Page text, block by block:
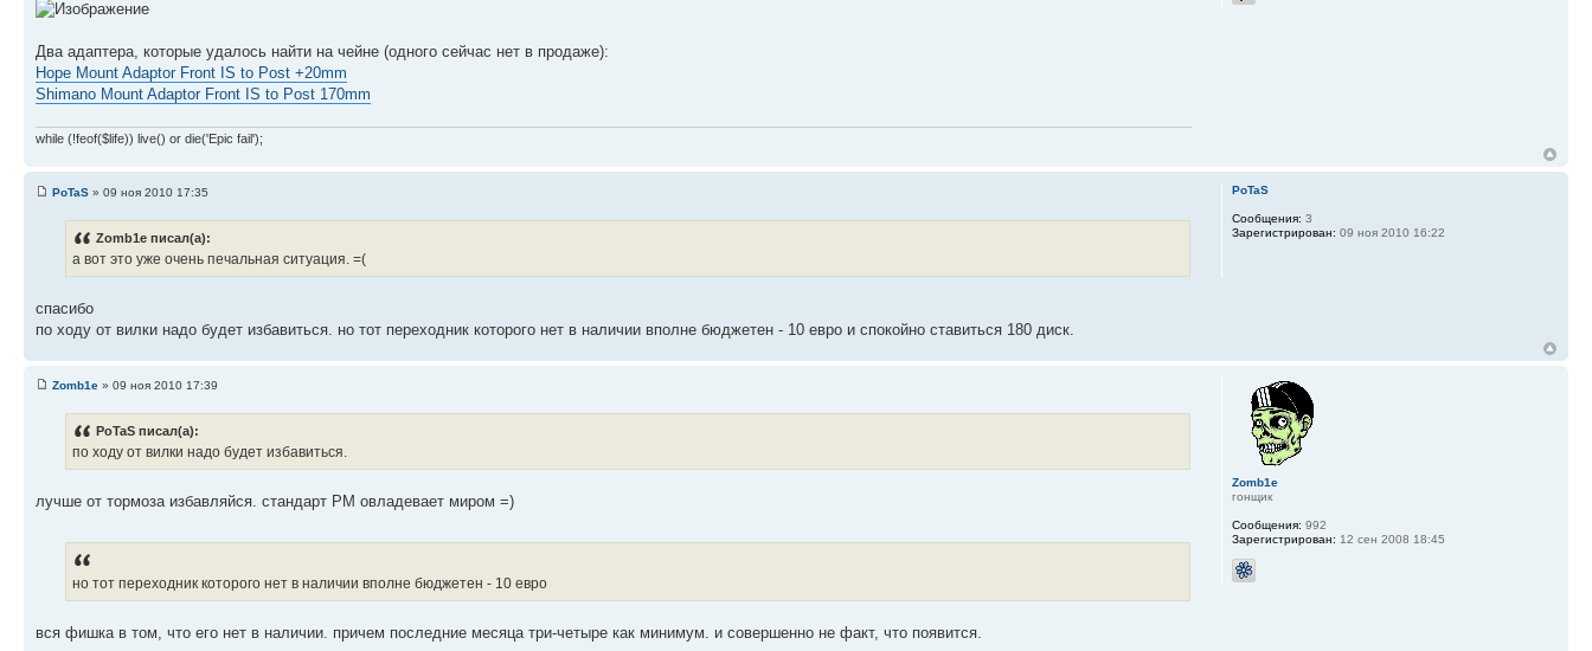
Два адаптера, которые удалось найти на чейне (одного сейчас нет в продаже):
Hope Mount Adaptor Front IS to Post +20mm
Shimano Mount Adaptor Front IS to Post 170mm
while (!feof($life)) live() or die('Epic fail');
PoTaS » 09 ноя 2010 17:35
Zomb1e писал(а):
а вот это уже очень печальная ситуация. =(
спасибо
по ходу от вилки надо будет избавиться. но тот переходник которого нет в наличии вполне бюджетен - 10 евро и спокойно ставиться 180 диск.
PoTaS
Сообщения: 3
Зарегистрирован: 09 ноя 2010 16:22
Zomb1e » 09 ноя 2010 17:39
PoTaS писал(а):
по ходу от вилки надо будет избавиться.
лучше от тормоза избавляйся. стандарт PM овладевает миром =)
но тот переходник которого нет в наличии вполне бюджетен - 10 евро
вся фишка в том, что его нет в наличии. причем последние месяца три-четыре как минимум. и совершенно не факт, что появится.
Zomb1e
гонщик
Сообщения: 992
Зарегистрирован: 12 сен 2008 18:45